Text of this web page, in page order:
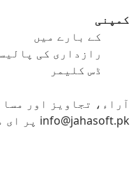
ico کو bmp
ico کو gif
کمپنی
کے بارے میں
رازداری کی
ڈس کلیمر
آراء، تجاویز اور
info@jahasoft.pk پر ای میل کریں۔